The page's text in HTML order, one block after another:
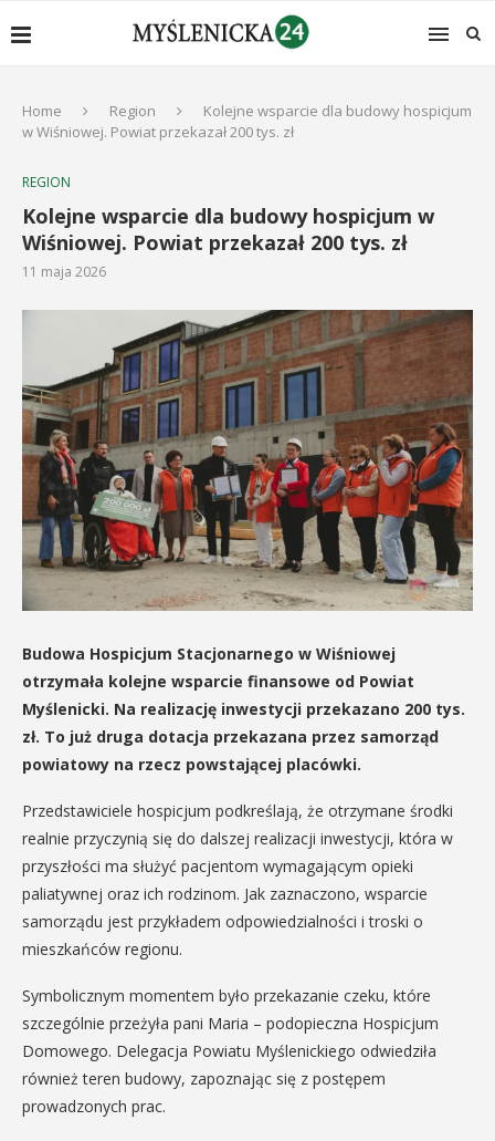
Home Region
Kolejne wsparcie dla budowy hospicjum
w Wiśniowej. Powiat przekazał 200 tys. zł
REGION
Kolejne wsparcie dla budowy hospicjum w
Wiśniowej. Powiat przekazał 200 tys. zł
11 maja 2026
Budowa Hospicjum Stacjonarnego w Wiśniowej
otrzymała kolejne wsparcie finansowe od Powiat
Myślenicki. Na realizację inwestycji przekazano 200 tys.
zł. To już druga dotacja przekazana przez samorząd
powiatowy na rzecz powstającej placówki.
Przedstawiciele hospicjum podkreślają, że otrzymane środki
realnie przyczynią się do dalszej realizacji inwestycji, która w
przyszłości ma służyć pacjentom wymagającym opieki
paliatywnej oraz ich rodzinom. Jak zaznaczono, wsparcie
samorządu jest przykładem odpowiedzialności i troski o
mieszkańców regionu.
Symbolicznym momentem było przekazanie czeku, które
szczególnie przeżyła pani Maria – podopieczna Hospicjum
Domowego. Delegacja Powiatu Myślenickiego odwiedziła
również teren budowy, zapoznając się z postępem
prowadzonych prac.